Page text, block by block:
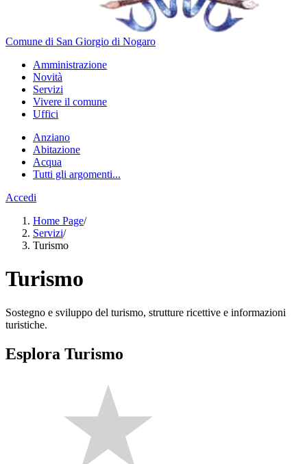
Comune di San Giorgio di Nogaro
Amministrazione
Novità
Servizi
Vivere il comune
Uffici
Anziano
Abitazione
Acqua
Tutti gli argomenti...
Accedi
Home Page/
Servizi/
Turismo
Turismo
Sostegno e sviluppo del turismo, strutture ricettive e informazioni
turistiche.
Esplora Turismo